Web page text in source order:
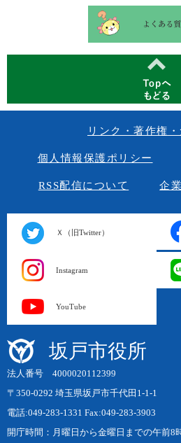
リンク・著作権
個人情報保護ポリシー
RSS配信について 企
Ｘ（旧Twitter）
Instagram
YouTube
坂戸市役所
法人番号 4000020112399
〒350-0292 埼玉県坂戸市千代田1-1-1
電話:049-283-1331 Fax:049-283-3903
開庁時間：月曜日から金曜日までの午前8